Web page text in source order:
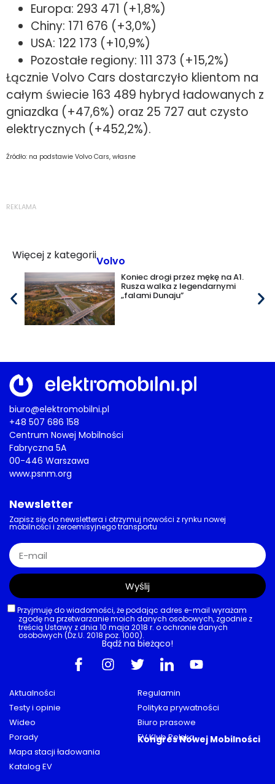
Europa: 293 471 (+1,8%)
Chiny: 171 676 (+3,0%)
USA: 122 173 (+10,9%)
Pozostałe regiony: 111 373 (+15,2%)
Łącznie Volvo Cars dostarczyło klientom na
całym świecie 163 489 hybryd ładowanych z
gniazdka (+47,6%) oraz 25 727 aut czysto
elektrycznych (+452,2%).
Źródło: na podstawie Volvo Cars, własne
REKLAMA
Więcej z kategoriiVolvo
Koniec drogi przez mękę na A1.
Rusza walka z legendarnymi
„falami Dunaju”
biuro@elektromobilni.pl
+48 507 686 158
Centrum Nowej Mobilności
Fabryczna 5A
00-446 Warszawa
www.psnm.org
Aktualności
Testy i opinie
Wideo
Porady
Mapa stacji ładowania
Katalog EV
Regulamin
Polityka prywatności
Biuro prasowe
EV Klub Polska
Kongres Nowej Mobilności
Newsletter
Zapisz się do newslettera i otrzymuj nowości z rynku nowej
mobilności i zeroemisyjnego transportu
Przyjmuję do wiadomości, że podając adres e-mail wyrażam
zgodę na przetwarzanie moich danych osobowych, zgodnie z
treścią Ustawy z dnia 10 maja 2018 r. o ochronie danych
osobowych (Dz.U. 2018 poz. 1000).
Wyślij
Bądź na bieżąco!